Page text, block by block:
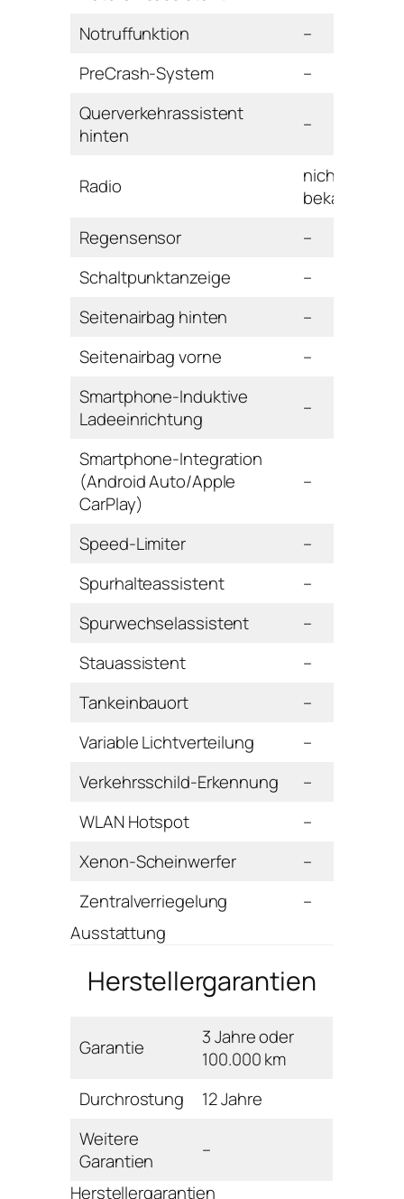
Notruffunktion
–
PreCrash-System
–
Querverkehrassistent
hinten
–
Radio
nicht
bekannt
Regensensor
–
Schaltpunktanzeige
–
Seitenairbag hinten
–
Seitenairbag vorne
–
Smartphone-Induktive
Ladeeinrichtung
–
Smartphone-Integration
(Android Auto/Apple
CarPlay)
–
Speed-Limiter
–
Spurhalteassistent
–
Spurwechselassistent
–
Stauassistent
–
Tankeinbauort
–
Variable Lichtverteilung
–
Verkehrsschild-Erkennung
–
WLAN Hotspot
–
Xenon-Scheinwerfer
–
Zentralverriegelung
–
Ausstattung
Herstellergarantien
Garantie
3 Jahre oder
100.000 km
Durchrostung
12 Jahre
Weitere
Garantien
–
Herstellergarantien